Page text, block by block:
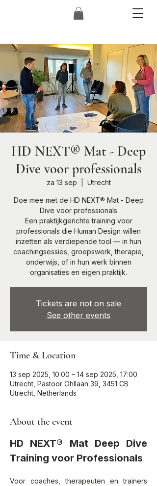
HD NEXT® Mat - Deep
Dive voor professionals
za 13 sep Utrecht
Doe mee met de HD NEXT® Mat - Deep
Dive voor professionals
Een praktijkgerichte training voor
professionals die Human Design willen
inzetten als verdiepende tool — in hun
coachingsessies, groepswerk, therapie,
onderwijs, of in hun werk binnen
organisaties en eigen praktijk.
Tickets are not on sale
See other events
Time & Location
13 sep 2025, 10:00 – 14 sep 2025, 17:00
Utrecht, Pastoor Ohllaan 39, 3451 CB
Utrecht, Netherlands
About the event
HD NEXT® Mat Deep Dive
Training voor Professionals
Voor coaches, therapeuten en trainers